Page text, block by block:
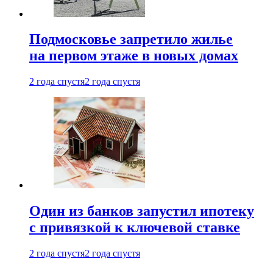
Подмосковье запретило жилье
на первом этаже в новых домах
2 года спустя2 года спустя
Один из банков запустил ипотеку
с привязкой к ключевой ставке
2 года спустя2 года спустя